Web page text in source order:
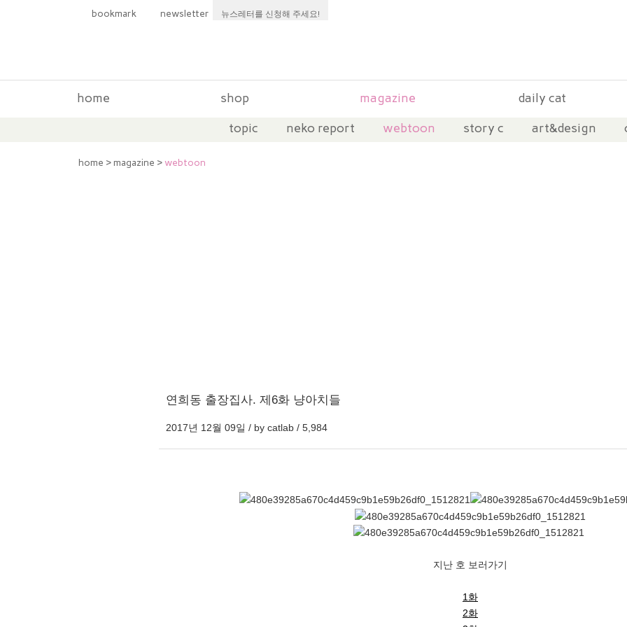
bookmark newsletter
home shop
magazine
topic
neko report webtoon story c art&design
daily cat
home >magazine >webtoon
연희동 출장집사. 제6화 냥아치들
2017년 12월 09일 / bycatlab /5,984
지난 호 보러가기
1화
2화